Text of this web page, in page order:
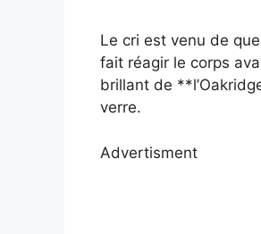
Le cri est venu de
fait réagir le corps
brillant de
verre.
Advertisment